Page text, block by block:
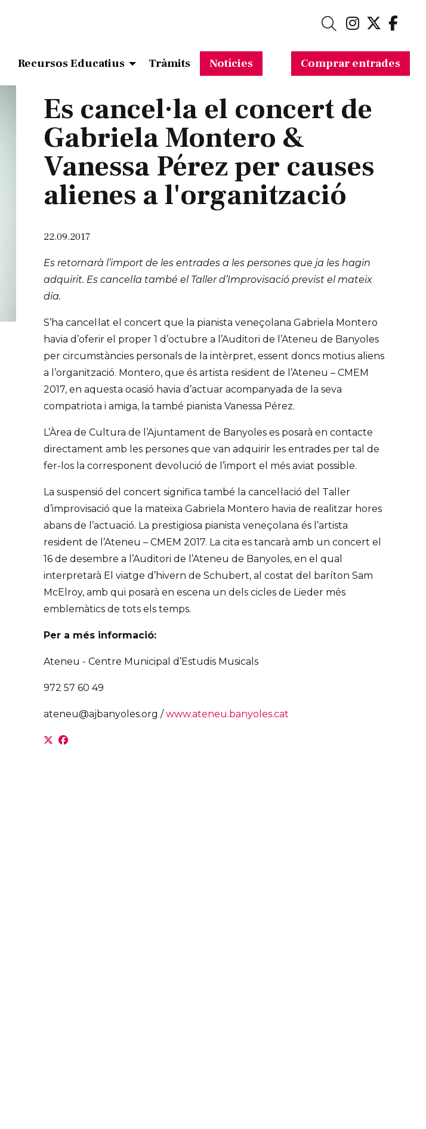
Link aLink
Cerca
Recursos Educatius Tràmits Notícies Comprar entrades
Es cancel·la el concert de
Gabriela Montero &
Vanessa Pérez per causes
alienes a l'organització
22.09.2017
Es retornarà l’import de les entrades a les persones que ja les hagin
adquirit. Es cancel·la també el Taller d’Improvisació previst el mateix
dia.
S’ha cancel·lat el concert que la pianista veneçolana Gabriela Montero
havia d’oferir el proper 1 d’octubre a l’Auditori de l’Ateneu de Banyoles
per circumstàncies personals de la intèrpret, essent doncs motius aliens
a l’organització. Montero, que és artista resident de l’Ateneu – CMEM
2017, en aquesta ocasió havia d’actuar acompanyada de la seva
compatriota i amiga, la també pianista Vanessa Pérez.
L’Àrea de Cultura de l’Ajuntament de Banyoles es posarà en contacte
directament amb les persones que van adquirir les entrades per tal de
fer-los la corresponent devolució de l’import el més aviat possible.
La suspensió del concert significa també la cancel·lació del Taller
d’improvisació que la mateixa Gabriela Montero havia de realitzar hores
abans de l’actuació. La prestigiosa pianista veneçolana és l’artista
resident de l’Ateneu – CMEM 2017. La cita es tancarà amb un concert el
16 de desembre a l’Auditori de l’Ateneu de Banyoles, en el qual
interpretarà El viatge d’hivern de Schubert, al costat del baríton Sam
McElroy, amb qui posarà en escena un dels cicles de Lieder més
emblemàtics de tots els temps.
Per a més informació:
Ateneu - Centre Municipal d’Estudis Musicals
972 57 60 49
ateneu@ajbanyoles.org /www.ateneu.banyoles.cat